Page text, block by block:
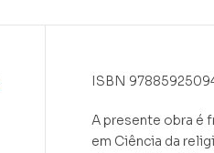
ISBN
A presente obra é
em Ciência da